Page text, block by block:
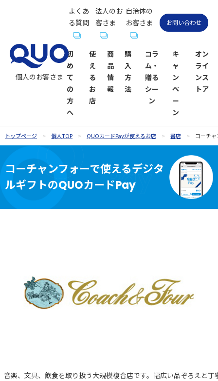
個人のお客さま
初
め
て
の
方
へ
使
え
る
お
店
ドが使え
るお店
ドPayが使
えるお店
商
品
情
報
ド
ドPay
購
入
方
法
コラ
ム・
贈る
シー
ン
ラム一覧
お祝い
記念品
一覧
お祝い
記念品・景
品
キ
ャ
ン
ペ
ー
ン
オン
ライ
ンス
トア
ドオンラ
インスト
ア
ドPayオン
ラインス
トア
よくあ
る質問
法人のお
客さま
自治体の
お客さま
お問い合わせ
トップページ 個人TOP QUOカードPayが使えるお店 書店 コーチ
コーチャンフォーで使えるデジタ
ルギフトのQUOカードPay
音楽、文具、飲食を取り扱う大規模複合店です。幅広い品ぞろえと丁